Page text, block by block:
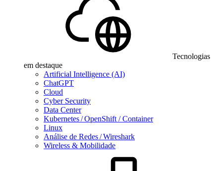
Tecnologias
em destaque
Artificial Intelligence (AI)
ChatGPT
Cloud
Cyber Security
Data Center
Kubernetes / OpenShift / Container
Linux
Análise de Redes / Wireshark
Wireless & Mobilidade